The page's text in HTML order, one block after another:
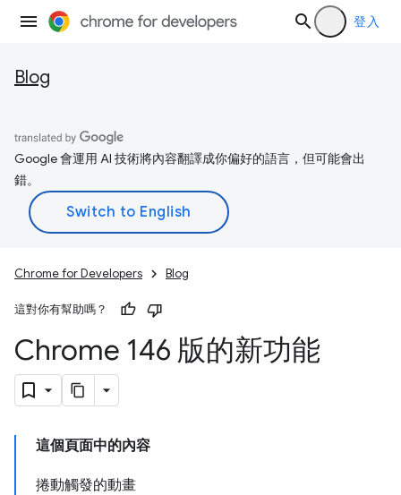
登入
Blog
Google 會運用 AI 技術將內容翻譯成你偏好的語言，但可能會出
錯。
Chrome for Developers Blog
這對你有幫助嗎？
Chrome 146 版的新功能
這個頁面中的內容
捲動觸發的動畫